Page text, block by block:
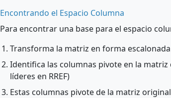
Encontrando el Espacio Columna
Para encontrar una base para el espacio
Transforma la matriz en forma escalonada
Identifica las columnas pivote en la
líderes en RREF)
Estas columnas pivote de la matriz